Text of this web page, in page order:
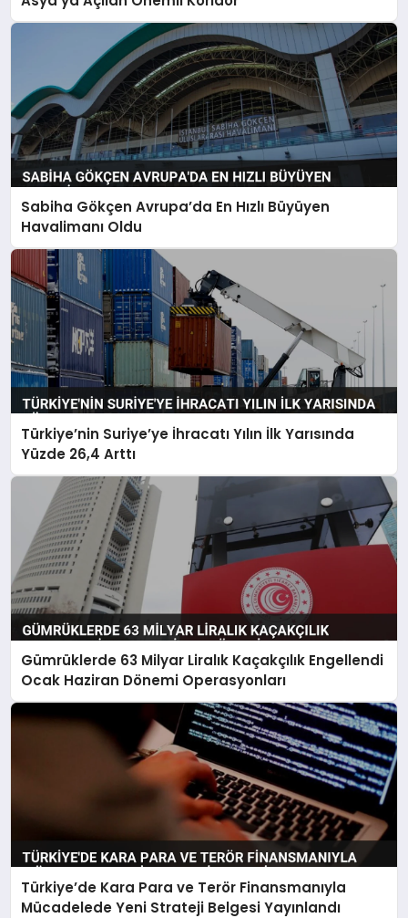
Sabiha Gökçen Avrupa’da En Hızlı Büyüyen
Havalimanı Oldu
Türkiye’nin Suriye’ye İhracatı Yılın İlk Yarısında
Yüzde 26,4 Arttı
Gümrüklerde 63 Milyar Liralık Kaçakçılık Engellendi
Ocak Haziran Dönemi Operasyonları
Türkiye’de Kara Para ve Terör Finansmanıyla
Mücadelede Yeni Strateji Belgesi Yayınlandı